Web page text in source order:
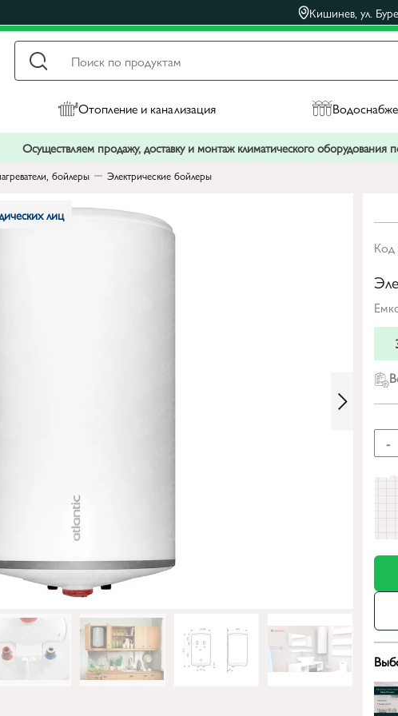
Кишинев, ул.
Отопление и канализация
Осуществляем продажу, доставку и монтаж климатического оборудования
бойлеры Электрические бойлеры
лиц
Код
-